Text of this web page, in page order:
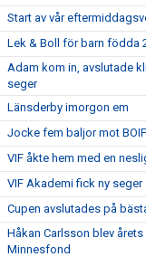
Start av vår
Lek & Boll för barn födda
Adam kom in, avslutade
seger
Länsderby imorgon em
Jocke fem baljor mot BOIF
VIF åkte hem med en
VIF Akademi fick ny seger
Cupen avslutades på
Håkan Carlsson blev
Minnesfond